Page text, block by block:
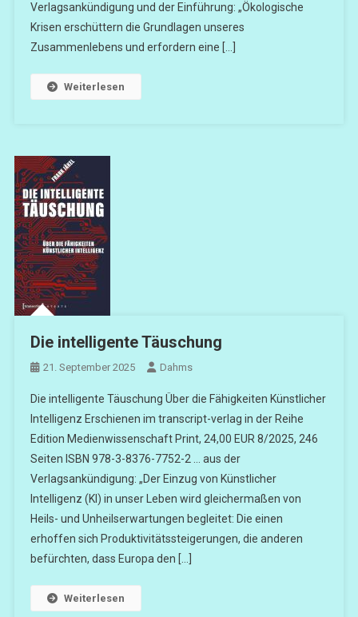
Verlagsankündigung und der Einführung: „Ökologische
Krisen erschüttern die Grundlagen unseres
Zusammenlebens und erfordern eine […]
Weiterlesen
Die intelligente Täuschung
21. September 2025 Dahms
Die intelligente Täuschung Über die Fähigkeiten Künstlicher
Intelligenz Erschienen im transcript-verlag in der Reihe
Edition Medienwissenschaft Print, 24,00 EUR 8/2025, 246
Seiten ISBN 978-3-8376-7752-2 … aus der
Verlagsankündigung: „Der Einzug von Künstlicher
Intelligenz (KI) in unser Leben wird gleichermaßen von
Heils- und Unheilserwartungen begleitet: Die einen
erhoffen sich Produktivitätssteigerungen, die anderen
befürchten, dass Europa den […]
Weiterlesen